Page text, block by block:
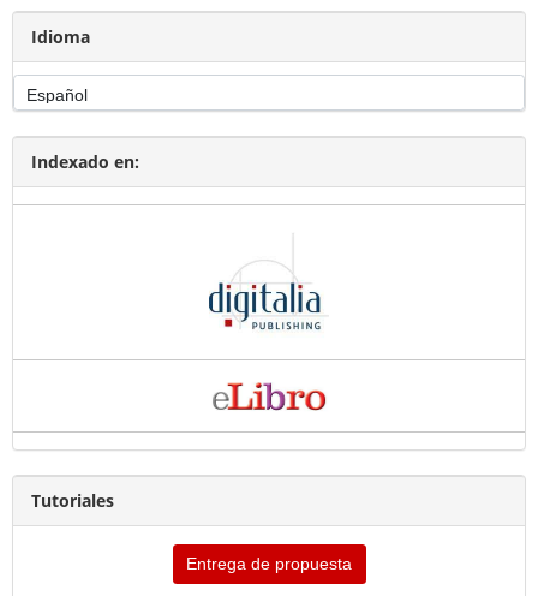
Idioma
Indexado en:
Tutoriales
Entrega de propuesta